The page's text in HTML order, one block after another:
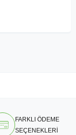
FARKLI ÖDEME
SEÇENEKLERİ